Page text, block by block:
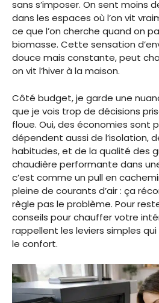
sans s’imposer. On sent moins
dans les espaces où l’on vit
ce que l’on cherche quand on
biomasse. Cette sensation
douce mais constante, peut
on vit l’hiver à la maison.
Côté budget, je garde une
que je vois trop de décisions
floue. Oui, des économies sont
dépendent aussi de l’isolation,
habitudes, et de la qualité des
chaudière performante dans
c’est comme un pull en
pleine de courants d’air : ça
règle pas le problème. Pour
conseils pour chauffer votre
rappellent les leviers simples
le confort.